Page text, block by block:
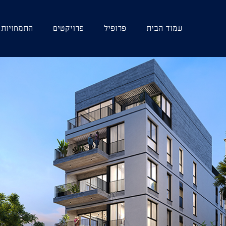
עמוד הבית פרופיל פרויקטים התמחויות